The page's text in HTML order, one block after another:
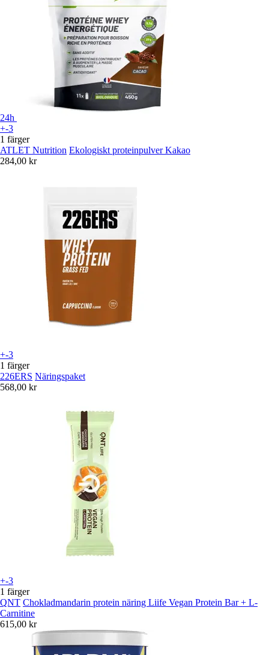
24h
+-3
1 färger
ATLET Nutrition Ekologiskt proteinpulver Kakao
284,00 kr
+-3
1 färger
226ERS Näringspaket
568,00 kr
+-3
1 färger
QNT Chokladmandarin protein näring Liife Vegan Protein Bar + L-
Carnitine
615,00 kr